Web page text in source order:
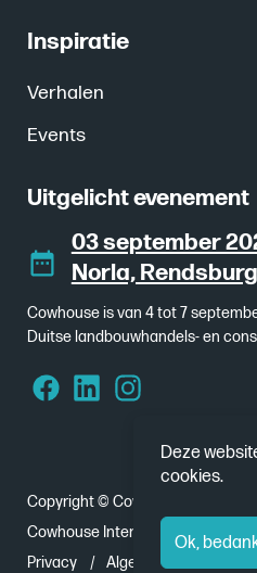
Deze
cookies.
Ok,
Inspiratie
Verhalen
Events
Uitgelicht evenement
03 september
Norla, Rendsburg
Cowhouse is van 4 tot 7
Duitse landbouwhandels- en
Copyright © Cowhouse 2026
Cowhouse International -
Privacy
Algemene